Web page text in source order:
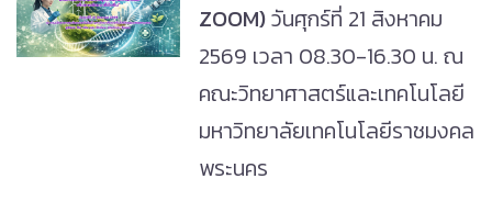
ZOOM)วันศุกร์ที่ 21 สิงหาคม
2569 เวลา 08.30-16.30 น. ณ
คณะวิทยาศาสตร์และเทคโนโลยี
มหาวิทยาลัยเทคโนโลยีราชมงคล
พระนคร